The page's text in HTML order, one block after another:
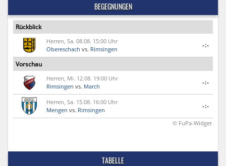
BEGEGNUNGEN
Rückblick
Herren, Sa. 08.08. 15:00 Uhr
Obereschach vs. Rimsingen
-:-
Vorschau
Herren, Mi. 12.08. 19:00 Uhr
Rimsingen vs. March
-:-
Herren, Sa. 15.08. 16:00 Uhr
Mengen vs. Rimsingen
-:-
© FuPa-Widget
TABELLE